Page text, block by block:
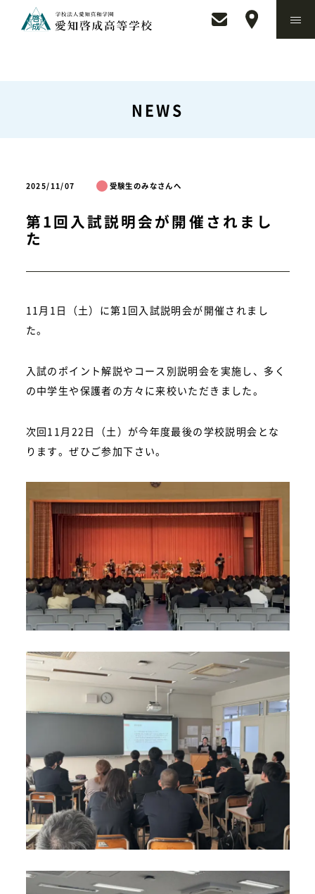
NEWS
2025/11/07 受験生のみなさんへ
第1回入試説明会が開催されまし
た
11月1日（土）に第1回入試説明会が開催されまし
た。
入試のポイント解説やコース別説明会を実施し、多く
の中学生や保護者の方々に来校いただきました。
次回11月22日（土）が今年度最後の学校説明会とな
ります。ぜひご参加下さい。